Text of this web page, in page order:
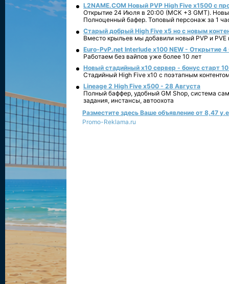
L2NAME.COM Новый PVP High Five x1500 с
Открытие 24 Июля в 20:00 (МСК +3 GMT).
Полноценный бафер. Топовый персонаж за 1
Старый добрый High Five x5 но с новым
Вместо крыльев мы добавили новый PVP и PVE
Euro-PvP.net Interlude х100 NEW - Открытие 4
Работаем без вайпов уже более 10 лет
Новый стадийный х10 сервер - бонус старт
Стадийный High Five x10 с поэтапным
Lineage 2 High Five x500 - 28 Августа
Полный баффер, удобный GM Shop, система
задания, инстансы, автоохота
Разместите здесь Ваше объявление от 8,47
Promo-Reklama.ru